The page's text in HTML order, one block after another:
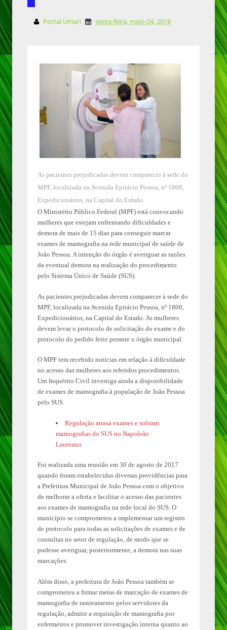
Portal Umari sexta-feira, maio 04, 2018
As pacientes prejudicadas devem comparecer à sede do
MPF, localizada na Avenida Epitácio Pessoa, nº 1800,
Expedicionários, na Capital do Estado.
O Ministério Público Federal (MPF) está convocando
mulheres que estejam enfrentando dificuldades e
demora de mais de 15 dias para conseguir marcar
exames de mamografia na rede municipal de saúde de
João Pessoa. A intenção do órgão é averiguar as razões
da eventual demora na realização do procedimento
pelo Sistema Único de Saúde (SUS).
As pacientes prejudicadas devem comparecer à sede do
MPF, localizada na Avenida Epitácio Pessoa, nº 1800,
Expedicionários, na Capital do Estado. As mulheres
devem levar o protocolo de solicitação do exame e do
protocolo do pedido feito perante o órgão municipal.
O MPF tem recebido notícias em relação à dificuldade
no acesso das mulheres aos referidos procedimentos.
Um Inquérito Civil investiga ainda a disponibilidade
de exames de mamografia à população de João Pessoa
pelo SUS.
Regulação atrasa exames e sobram
mamografias do SUS no Napoleão
Laureano
Foi realizada uma reunião em 30 de agosto de 2017
quando foram estabelecidas diversas providências para
a Prefeitura Municipal de João Pessoa com o objetivo
de melhorar a oferta e facilitar o acesso das pacientes
aos exames de mamografia na rede local do SUS. O
município se comprometeu a implementar um registro
de protocolo para todas as solicitações de exames e de
consultas no setor de regulação, de modo que se
pudesse averiguar, posteriormente, a demora nas suas
marcações.
Além disso, a prefeitura de João Pessoa também se
comprometeu a firmar metas de marcação de exames de
mamografia de rastreamento pelos servidores da
regulação, admitir a requisição de mamografia por
enfermeiros e promover investigação interna quanto ao